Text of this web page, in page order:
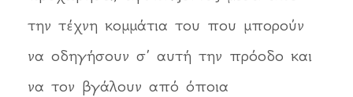
την τέχνη κομμάτια του που μπορούν
να οδηγήσουν σ’ αυτή την πρόοδο και
να τον βγάλουν από όποια